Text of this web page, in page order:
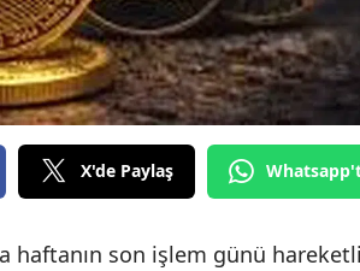
X'de Paylaş
haftanın son işlem günü